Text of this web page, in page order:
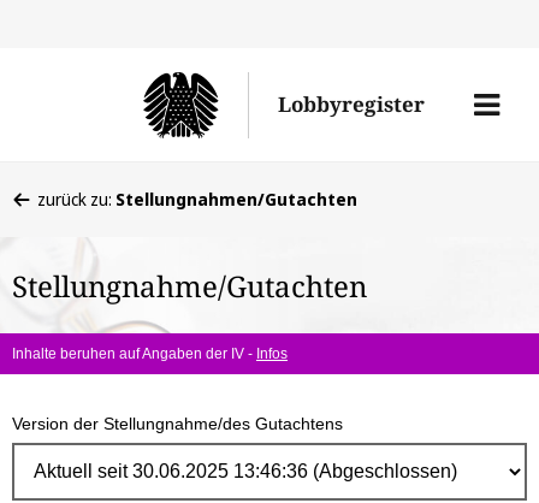
Lobbyregister
Menü
befinden
hier:
zurück zu: Stellungnahmen/Gutachten
Stellungnahme/Gutachten
Inhalte beruhen auf Angaben der IV - Infos
Version der Stellungnahme/des Gutachtens